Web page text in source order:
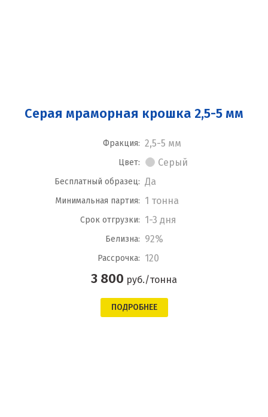
Серая мраморная крошка 2,5-5 мм
Фракция: 2,5-5 мм
Цвет: Серый
Бесплатный образец: Да
Минимальная партия: 1 тонна
Срок отгрузки: 1-3 дня
Белизна: 92%
Рассрочка: 120
3 800 руб./тонна
ПОДРОБНЕЕ